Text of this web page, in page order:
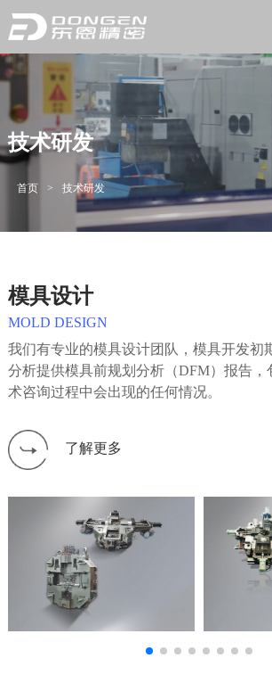
技术研发
首页 > 技术研发
模具设计
MOLD DESIGN
我们有专业的模具设计团队，模具开发初
分析提供模具前规划分析（DFM）报告，
术咨询过程中会出现的任何情况。
了解更多